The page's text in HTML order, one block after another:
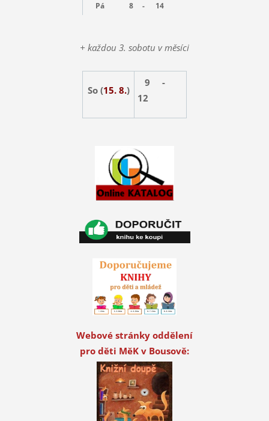
Pá
8 - 14
+ každou 3. sobotu v měsíci
So (15. 8.)
9 -
12
Webové stránky oddělení
pro děti MěK v Bousově: